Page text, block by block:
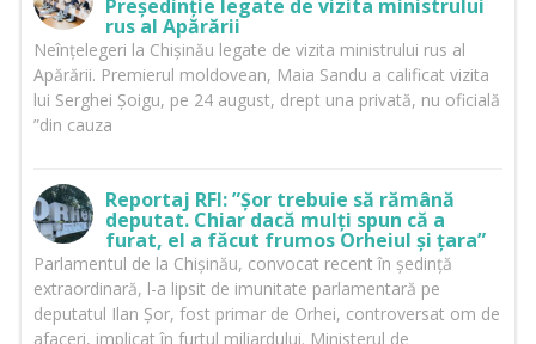
Președinție legate de vizita ministrului
rus al Apărării
Neînțelegeri la Chișinău legate de vizita ministrului rus al
Apărării. Premierul moldovean, Maia Sandu a calificat vizita
lui Serghei Șoigu, pe 24 august, drept una privată, nu oficială
”din cauza
Reportaj RFI: ”Șor trebuie să rămână
deputat. Chiar dacă mulți spun că a
furat, el a făcut frumos Orheiul și țara”
Parlamentul de la Chișinău, convocat recent în ședință
extraordinară, l-a lipsit de imunitate parlamentară pe
deputatul Ilan Șor, fost primar de Orhei, controversat om de
afaceri, implicat în furtul miliardului. Ministerul de